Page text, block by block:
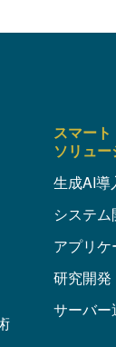
スマート
ソリュ
生成AI導
システム
アプリ
研究開発
サーバー